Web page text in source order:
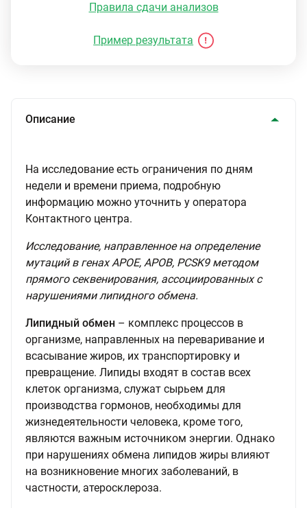
Правила сдачи анализов
Пример результата
Описание
На исследование есть ограничения по дням
недели и времени приема, подробную
информацию можно уточнить у оператора
Контактного центра.
Исследование, направленное на определение
мутаций в генах APOE, APOB, PCSK9 методом
прямого секвенирования, ассоциированных с
нарушениями липидного обмена.
Липидный обмен – комплекс процессов в
организме, направленных на переваривание и
всасывание жиров, их транспортировку и
превращение. Липиды входят в состав всех
клеток организма, служат сырьем для
производства гормонов, необходимы для
жизнедеятельности человека, кроме того,
являются важным источником энергии. Однако
при нарушениях обмена липидов жиры влияют
на возникновение многих заболеваний, в
частности, атеросклероза.